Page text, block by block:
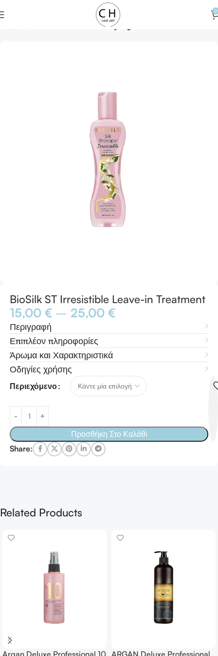
0
Hair Treatment Styling
BioSilk ST Irresistible Leave-in Treatment
15,00 € – 25,00 €
Περιγραφή
Επιπλέον πληροφορίες
Άρωμα και Χαρακτηριστικά
Οδηγίες χρήσης
Περιεχόμενο
Προσθήκη Στο Καλάθι
Share:
Related Products